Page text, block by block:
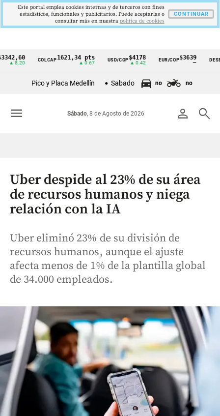
Cintillo
Colombia
COLCAP1621,34 pts USD/COP$4178
▲ 0.42
EUR/COP$3639
—
Pico y Placa Medellín Sabado no no
person search
Sábado, 8 de Agosto de 2026
menu
Uber despide al 23% de su área
de recursos humanos y niega
relación con la IA
Uber eliminó 23% de su división de
recursos humanos, aunque el ajuste
afecta menos de 1% de la plantilla global
de 34.000 empleados.
Este portal emplea cookies internas y de terceros con fines
estadísticos, funcionales y publicitarios. Puede aceptarlas o
consultar más en nuestra politica de cookies
CONTINUAR